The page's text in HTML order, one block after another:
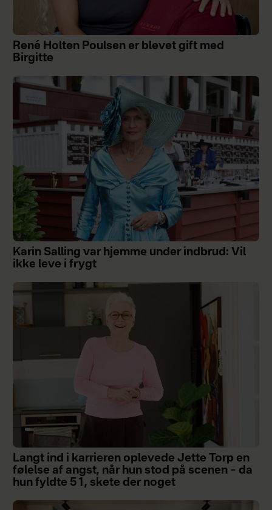
René Holten Poulsen er blevet gift med
Birgitte
Karin Salling var hjemme under indbrud: Vil
ikke leve i frygt
Langt ind i karrieren oplevede Jette Torp en
følelse af angst, når hun stod på scenen – da
hun fyldte 51, skete der noget